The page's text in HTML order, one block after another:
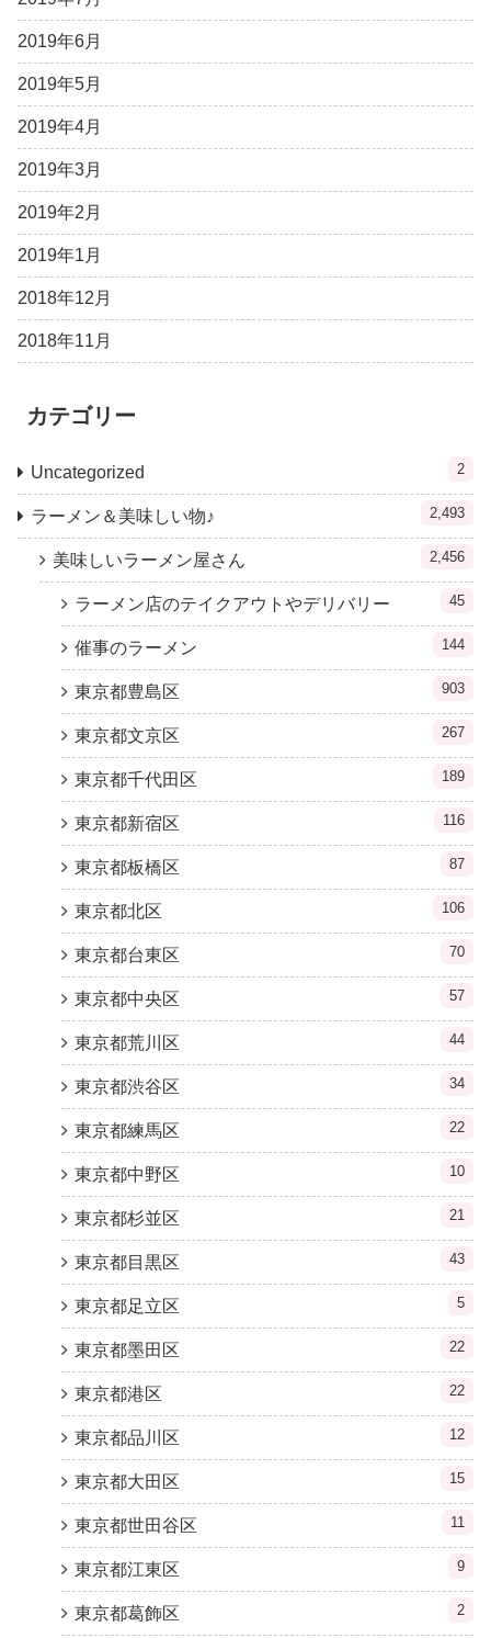
2019年6月
2019年5月
2019年4月
2019年3月
2019年2月
2019年1月
2018年12月
2018年11月
カテゴリー
Uncategorized 2
ラーメン＆美味しい物♪ 2,493
美味しいラーメン屋さん 2,456
ラーメン店のテイクアウトやデリバリー 45
催事のラーメン 144
東京都豊島区 903
東京都文京区 267
東京都千代田区 189
東京都新宿区 116
東京都板橋区 87
東京都北区 106
東京都台東区 70
東京都中央区 57
東京都荒川区 44
東京都渋谷区 34
東京都練馬区 22
東京都中野区 10
東京都杉並区 21
東京都目黒区 43
東京都足立区 5
東京都墨田区 22
東京都港区 22
東京都品川区 12
東京都大田区 15
東京都世田谷区 11
東京都江東区 9
東京都葛飾区 2